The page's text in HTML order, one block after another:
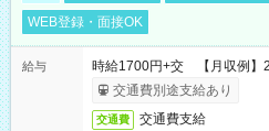
WEB登録・面接OK
給与
時給1700円+交 【月収例】
交通費別途支給あり
交通費 交通費支給